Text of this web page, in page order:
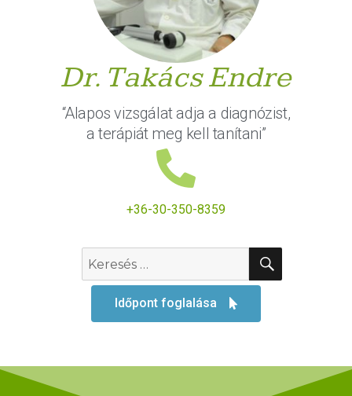
Dr. Takács Endre
“Alapos vizsgálat adja a diagnózist,
a terápiát meg kell tanítani”
+36-30-350-8359
Időpont foglalása